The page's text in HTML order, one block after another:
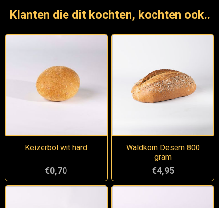
Klanten die dit kochten, kochten ook..
Keizerbol wit hard
€0,70
Waldkorn Desem 800
gram
€4,95